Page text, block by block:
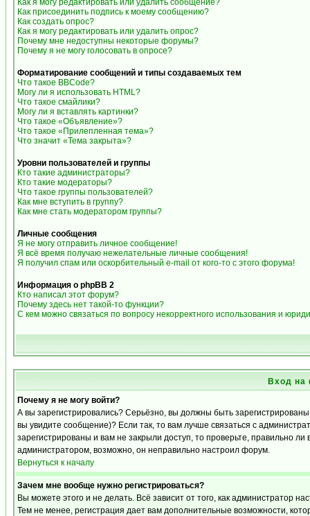
Как я могу редактировать или удалить сообщение?
Как присоединить подпись к моему сообщению?
Как создать опрос?
Как я могу редактировать или удалить опрос?
Почему мне недоступны некоторые форумы?
Почему я не могу голосовать в опросе?
Форматирование сообщений и типы создаваемых тем
Что такое BBCode?
Могу ли я использовать HTML?
Что такое смайлики?
Могу ли я вставлять картинки?
Что такое «Объявление»?
Что такое «Прилепленная тема»?
Что значит «Тема закрыта»?
Уровни пользователей и группы
Кто такие администраторы?
Кто такие модераторы?
Что такое группы пользователей?
Как мне вступить в группу?
Как мне стать модератором группы?
Личные сообщения
Я не могу отправить личное сообщение!
Я всё время получаю нежелательные личные сообщения!
Я получил спам или оскорбительный e-mail от кого-то с этого форума!
Информация о phpBB 2
Кто написал этот форум?
Почему здесь нет такой-то функции?
С кем можно связаться по вопросу некорректного использования и
Вход на
Почему я не могу войти?
А вы зарегистрировались? Серьёзно, вы должны быть
вы увидите сообщение)? Если так, то вам лучше связаться с
зарегистрированы и вам не закрыли доступ, то проверьте, правильно
администратором, возможно, он неправильно настроил форум.
Вернуться к началу
Зачем мне вообще нужно регистрироваться?
Вы можете этого и не делать. Всё зависит от того, как администратор
Тем не менее, регистрация дает вам дополнительные возможности,